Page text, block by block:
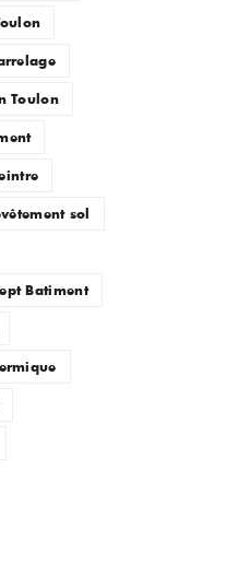
Toulon
sol
Batiment